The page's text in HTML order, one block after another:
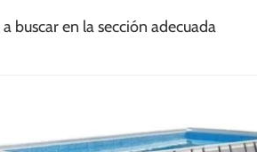
buscar en la sección adecuada